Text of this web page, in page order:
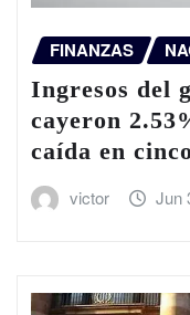
FINANZAS
Ingresos del
cayeron
caída en
victor Jun